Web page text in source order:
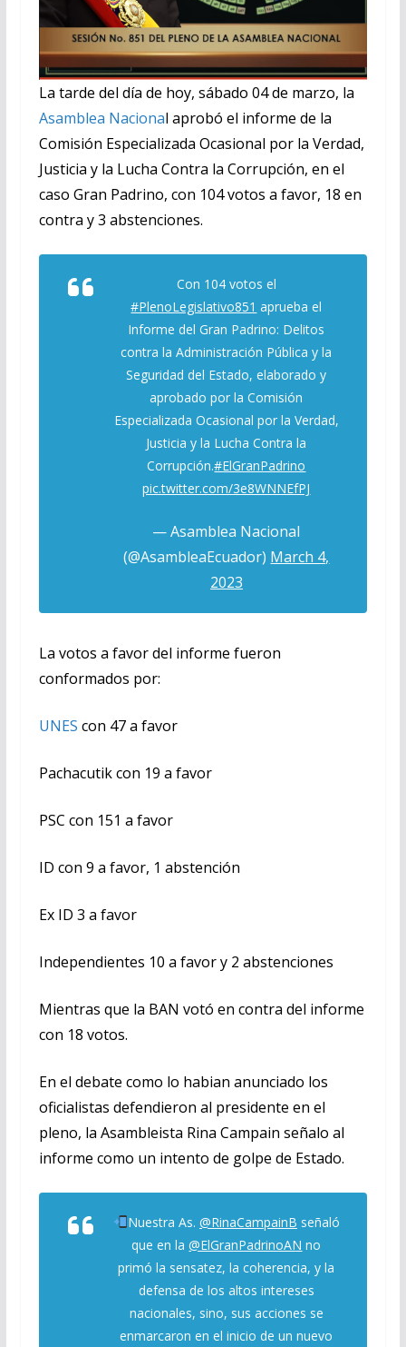
La tarde del día de hoy, sábado 04 de marzo, la
Asamblea Nacional aprobó el informe de la
Comisión Especializada Ocasional por la Verdad,
Justicia y la Lucha Contra la Corrupción, en el
caso Gran Padrino, con 104 votos a favor, 18 en
contra y 3 abstenciones.
Con 104 votos el
#PlenoLegislativo851 aprueba el
Informe del Gran Padrino: Delitos
contra la Administración Pública y la
Seguridad del Estado, elaborado y
aprobado por la Comisión
Especializada Ocasional por la Verdad,
Justicia y la Lucha Contra la
Corrupción.#ElGranPadrino
pic.twitter.com/3e8WNNEfPJ
— Asamblea Nacional
(@AsambleaEcuador) March 4,
2023
La votos a favor del informe fueron
conformados por:
UNES con 47 a favor
Pachacutik con 19 a favor
PSC con 151 a favor
ID con 9 a favor, 1 abstención
Ex ID 3 a favor
Independientes 10 a favor y 2 abstenciones
Mientras que la BAN votó en contra del informe
con 18 votos.
En el debate como lo habian anunciado los
oficialistas defendieron al presidente en el
pleno, la Asambleista Rina Campain señalo al
informe como un intento de golpe de Estado.
Nuestra As. @RinaCampainB señaló
que en la@ElGranPadrinoAN no
primó la sensatez, la coherencia, y la
defensa de los altos intereses
nacionales, sino, sus acciones se
enmarcaron en el inicio de un nuevo